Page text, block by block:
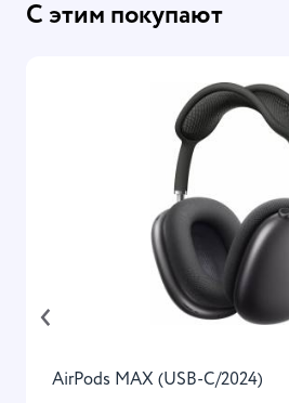
С этим покупают
AirPods MAX (USB-C/2024)
‹